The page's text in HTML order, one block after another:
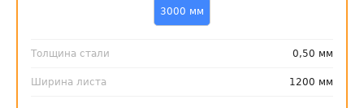
3000 мм
Толщина стали 0,50 мм
Ширина листа 1200 мм